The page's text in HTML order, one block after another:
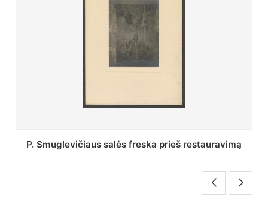
Stepono Batoro universiteto bibliotekos Profesorių